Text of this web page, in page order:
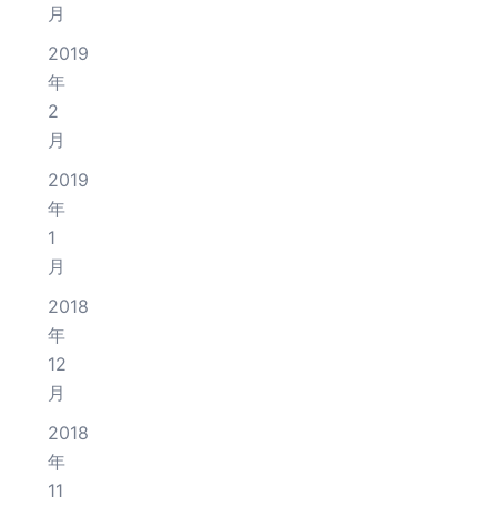
月
2019
年
2
月
2019
年
1
月
2018
年
12
月
2018
年
11